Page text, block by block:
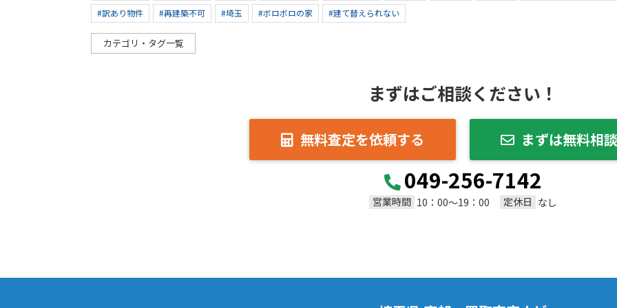
#訳あり物件 #再建築不可 #埼玉 #ボロボロの家 #建て替えられない
カテゴリ・タグ一覧
まずはご相談ください！
無料査定を依頼する まずは無料相
049-256-7142
営業時間 10：00～19：00 定休日 なし